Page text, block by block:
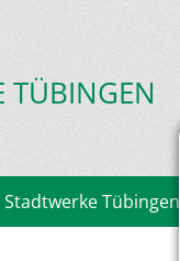
TÜBINGEN
Tübingen